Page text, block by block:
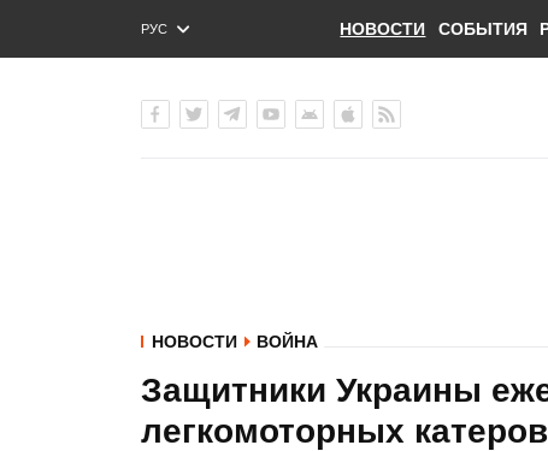
РУС
ENG
НОВОСТИ СОБЫТИЯ
НОВОСТИ ВОЙНА
Защитники Украины
легкомоторных